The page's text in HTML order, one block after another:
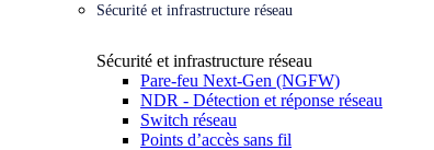
Sécurité et infrastructure réseau
Sécurité et infrastructure réseau
Pare-feu Next-Gen (NGFW)
NDR - Détection et réponse réseau
Switch réseau
Points d’accès sans fil